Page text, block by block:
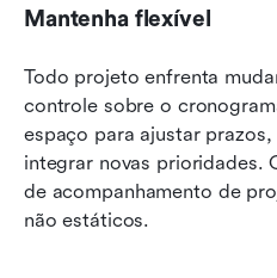
Mantenha flexível
Todo projeto enfrenta
controle sobre o
espaço para ajustar
integrar novas prioridades.
de acompanhamento de
não estáticos.